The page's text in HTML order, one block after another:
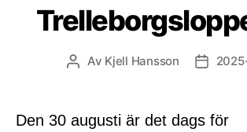
Inläggsförfattare
Av Kjell Hansson
Den 30 augusti är det dags för